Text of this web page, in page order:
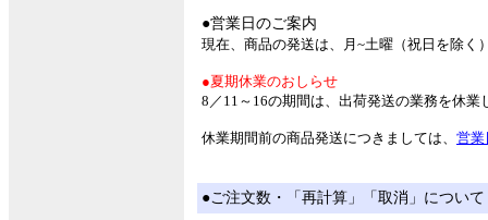
●営業日のご案内
現在、商品の発送は、月~土曜（祝日を除く
●夏期休業のおしらせ
8／11～16の期間は、出荷発送の業務を休業
休業期間前の商品発送につきましては、 営業
●ご注文数・「再計算」「取消」について